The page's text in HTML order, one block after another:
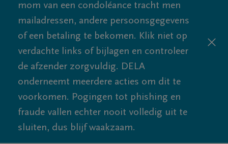
mom van een condoléance tracht men
mailadressen, andere persoonsgegevens
of een betaling te bekomen. Klik niet op
verdachte links of bijlagen en controleer
de afzender zorgvuldig. DELA
onderneemt meerdere acties om dit te
voorkomen. Pogingen tot phishing en
fraude vallen echter nooit volledig uit te
sluiten, dus blijf waakzaam.